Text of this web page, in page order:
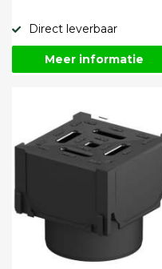
Direct leverbaar
Meer informatie